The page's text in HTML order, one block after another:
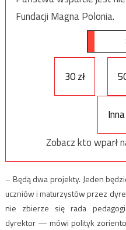
Fundacji Magna Polonia.
30 zł
Zobacz kto wparł
– Będą dwa projekty. Jeden
uczniów i maturzystów przez
nie zbierze się rada
dyrektor — mówi polityk